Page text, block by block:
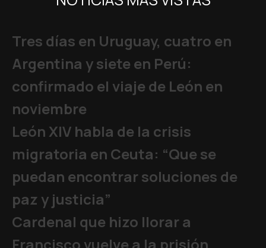
Tres días en Uruguay, cuatro en
Argentina y siete en Perú:
confirmado el viaje de León en
noviembre
León XIV habla de la crisis
migratoria en Ceuta: “Que se
puedan encontrar soluciones de
paz y justicia”
Cardenal que hizo llorar a